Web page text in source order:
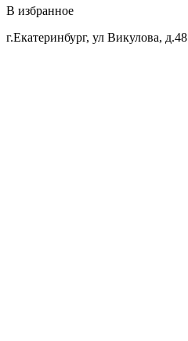
В избранное
г.Екатеринбург, ул Викулова, д.48